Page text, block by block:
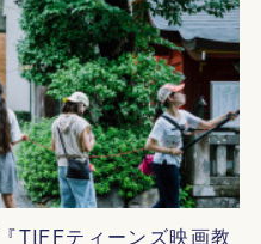
TIFFティーンズ映画教